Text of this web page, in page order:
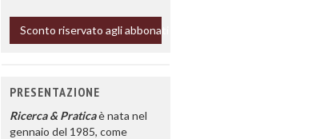
Sconto riservato agli abbonati
PRESENTAZIONE
Ricerca & Praticaè nata nel
gennaio del 1985, come